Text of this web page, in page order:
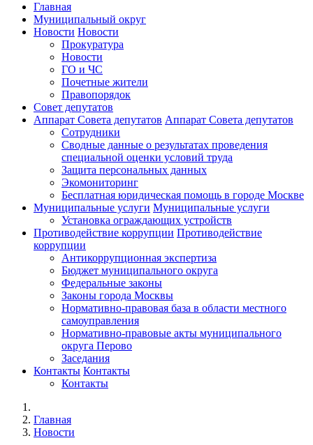
Главная
Муниципальный округ
Новости Новости
Прокуратура
Новости
ГО и ЧС
Почетные жители
Правопорядок
Совет депутатов
Аппарат Совета депутатов Аппарат Совета депутатов
Сотрудники
Сводные данные о результатах проведения
специальной оценки условий труда
Защита персональных данных
Экомониторинг
Бесплатная юридическая помощь в городе Москве
Муниципальные услуги Муниципальные услуги
Установка ограждающих устройств
Противодействие коррупции Противодействие
коррупции
Антикоррупционная экспертиза
Бюджет муниципального округа
Федеральные законы
Законы города Москвы
Нормативно-правовая база в области местного
самоуправления
Нормативно-правовые акты муниципального
округа Перово
Заседания
Контакты Контакты
Контакты
Главная
Новости